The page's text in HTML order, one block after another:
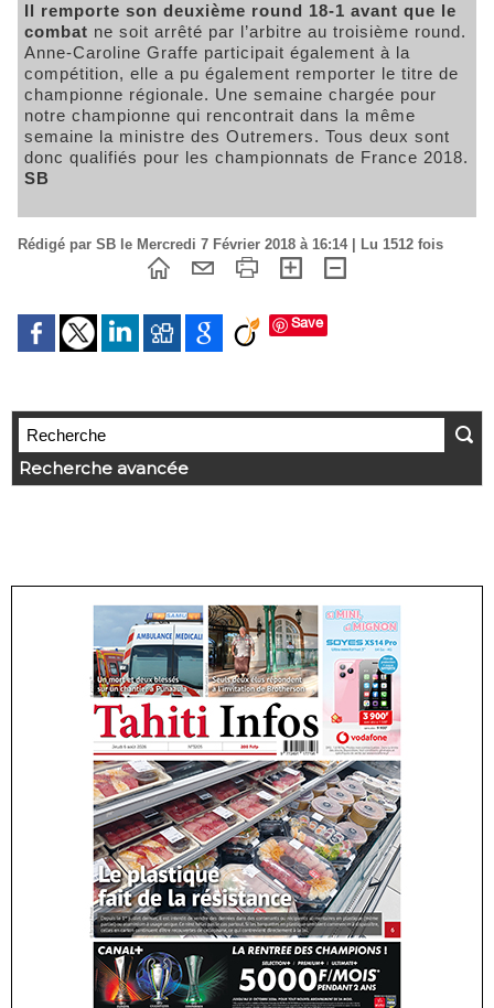
Il remporte son deuxième round 18-1 avant que le
combat ne soit arrêté par l’arbitre au troisième round.
Anne-Caroline Graffe participait également à la
compétition, elle a pu également remporter le titre de
championne régionale. Une semaine chargée pour
notre championne qui rencontrait dans la même
semaine la ministre des Outremers. Tous deux sont
donc qualifiés pour les championnats de France 2018.
SB
Rédigé par SB le Mercredi 7 Février 2018 à 16:14 | Lu 1512 fois
Save
Recherche avancée